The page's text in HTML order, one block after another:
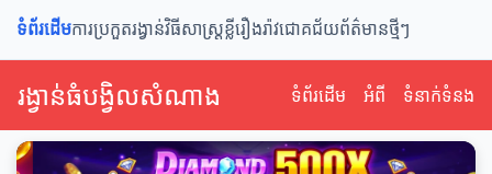
ទំព័រដើមការប្រកួតរង្វាន់វិធីសាស្ត្រខ្លីរឿងរ៉ាវជោគជ័យព័ត៌មានថ្មីៗ
រង្វាន់ធំបង្វិលសំណាង ទំព័រដើម អំពី ទំនាក់ទំនង